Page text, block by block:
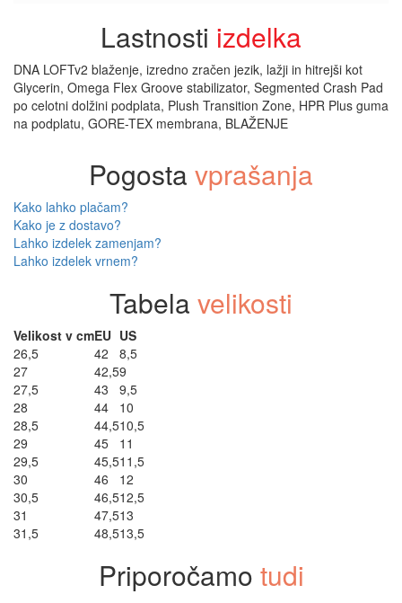
izberete
strani
izdelka
Lastnosti izdelka
DNA LOFTv2 blaženje, izredno zračen jezik, lažji in hitrejši kot
Glycerin, Omega Flex Groove stabilizator, Segmented Crash Pad
po celotni dolžini podplata, Plush Transition Zone, HPR Plus guma
na podplatu, GORE-TEX membrana, BLAŽENJE
Pogosta vprašanja
Kako lahko plačam?
Kako je z dostavo?
Lahko izdelek zamenjam?
Lahko izdelek vrnem?
Tabela velikosti
Velikost v cmEU US
26,5
42
8,5
27
42,59
27,5
43
9,5
28
44
10
28,5
44,510,5
29
45
11
29,5
45,511,5
30
46
12
30,5
46,512,5
31
47,513
31,5
48,513,5
Priporočamo tudi